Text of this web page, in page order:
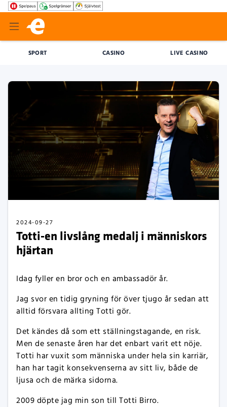
SPORT CASINO LIVE CASINO
2024-09-27
Totti-en livslång medalj i människors
hjärtan
Idag fyller en bror och en ambassadör år.
Jag svor en tidig gryning för över tjugo år sedan att
alltid försvara allting Totti gör.
Det kändes då som ett ställningstagande, en risk.
Men de senaste åren har det enbart varit ett nöje.
Totti har vuxit som människa under hela sin karriär,
han har tagit konsekvenserna av sitt liv, både de
ljusa och de märka sidorna.
2009 döpte jag min son till Totti Birro.